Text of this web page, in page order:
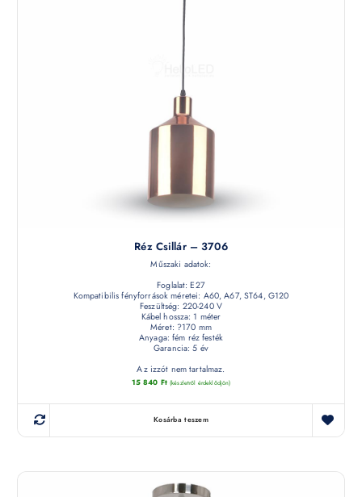
Réz Csillár – 3706
Műszaki adatok:
Foglalat: E27
Kompatibilis fényforrások méretei: A60, A67, ST64, G120
Feszültség: 220-240 V
Kábel hossza: 1 méter
Méret: ?170 mm
Anyaga: fém réz festék
Garancia: 5 év
Az izzót nem tartalmaz.
15 840 Ft (készletről érdeklődjön)
Kosárba teszem